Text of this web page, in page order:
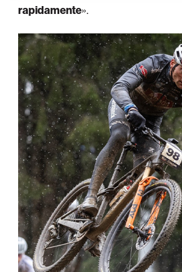
rapidamente».